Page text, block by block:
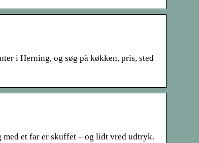
i Herning, og søg på køkken, pris, sted
et far er skuffet – og lidt vred udtryk.